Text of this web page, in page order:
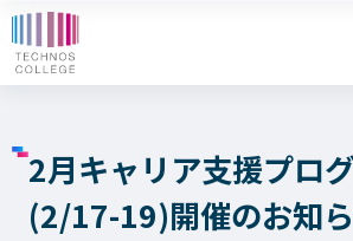
2月キャリア支援プロ
(2/17-19)開催のお知